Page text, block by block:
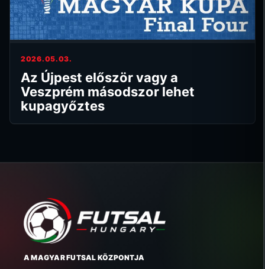
2026.05.03.
Az Újpest először vagy a
Veszprém másodszor lehet
kupagyőztes
A MAGYAR FUTSAL KÖZPONTJA